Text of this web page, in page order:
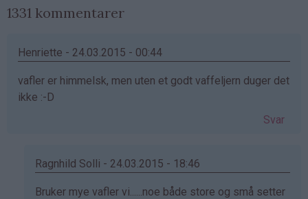
1331 kommentarer
Henriette - 24.03.2015 - 00:44
vafler er himmelsk, men uten et godt vaffeljern duger det
ikke :-D
Svar
Ragnhild Solli - 24.03.2015 - 18:46
Som
Bruker mye vafler vi......noe både store og små setter